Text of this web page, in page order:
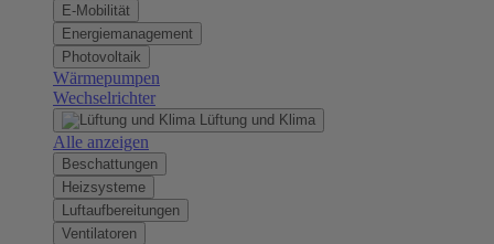
E-Mobilität
Energiemanagement
Photovoltaik
Wärmepumpen
Wechselrichter
Lüftung und Klima
Alle anzeigen
Beschattungen
Heizsysteme
Luftaufbereitungen
Ventilatoren